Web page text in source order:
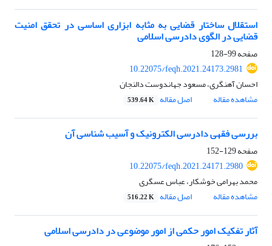
استقلال ساختار قضایی به مثابه ابزاری اساسی در تحقق امنیت
قضایی در الگوی دادرسی اسلامی
صفحه99-128
10.22075/feqh.2021.24173.2981
احسان آهنگری، مسعود جهاندوست دالنجان
مشاهده مقاله
اصل مقاله 539.64 K
بررسی فقهی دادرسی الکترونیک و آسیب شناسی آن
صفحه129-152
10.22075/feqh.2021.24171.2980
محمد بهرامی خوشکار، عباس عسگری
مشاهده مقاله
اصل مقاله 516.22 K
آثار تفکیک امور حکمی از امور موضوعی در دادرسی اسلامی